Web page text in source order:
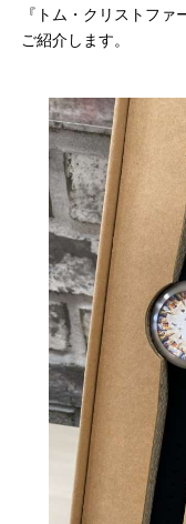
『トム・クリストフ
ご紹介します。